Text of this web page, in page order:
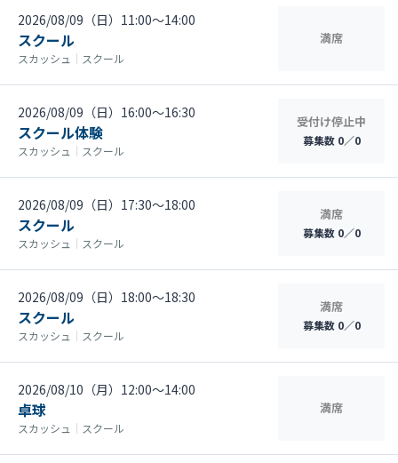
2026/08/09（日）11:00〜14:00
スクール
スカッシュ ｜ スクール
満席
2026/08/09（日）16:00〜16:30
スクール体験
スカッシュ ｜ スクール
受付け停止中
募集数 0／0
2026/08/09（日）17:30〜18:00
スクール
スカッシュ ｜ スクール
満席
募集数 0／0
2026/08/09（日）18:00〜18:30
スクール
スカッシュ ｜ スクール
満席
募集数 0／0
2026/08/10（月）12:00〜14:00
卓球
スカッシュ ｜ スクール
満席